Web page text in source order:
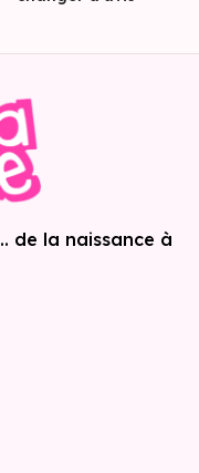
de la naissance à